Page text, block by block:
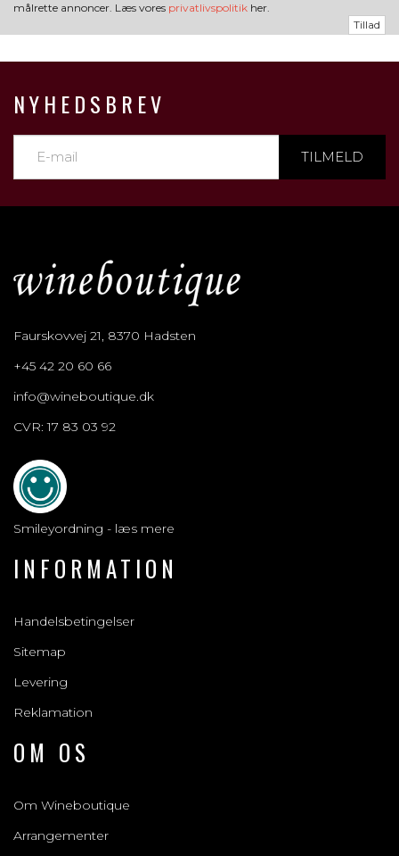
målrette annoncer. Læs vores privatlivspolitik her.
Tillad
NYHEDSBREV
TILMELD
Faurskovvej 21, 8370 Hadsten
+45 42 20 60 66
info@wineboutique.dk
CVR: 17 83 03 92
Smileyordning - læs mere
INFORMATION
Handelsbetingelser
Sitemap
Levering
Reklamation
OM OS
Om Wineboutique
Arrangementer